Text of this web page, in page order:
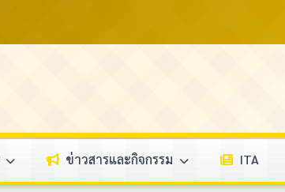
ข่าวสารและกิจกรรม ITA